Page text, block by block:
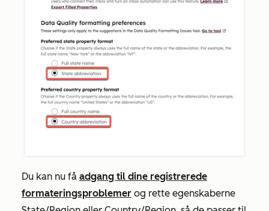
Du kan nu få adgang til dine registrerede
formateringsproblemer og rette egenskaberne